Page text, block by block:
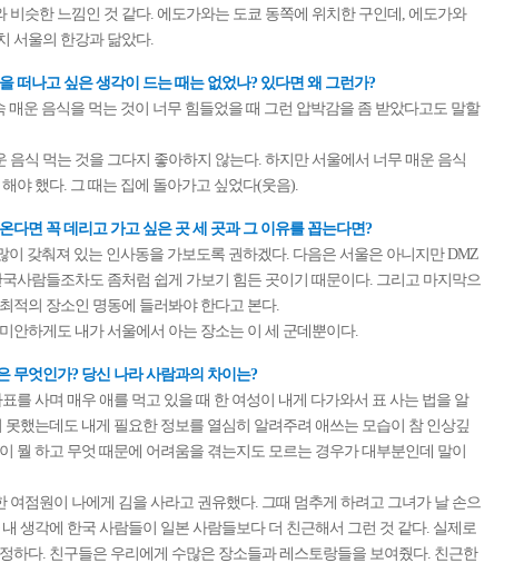
비슷한 느낌인 것 같다. 에도가와는 도쿄 동쪽에 위치한 구인데, 에도가와
서울의 한강과 닮았다.
떠나고 싶은 생각이 드는 때는 없었나? 있다면 왜 그런가?
매운 음식을 먹는 것이 너무 힘들었을 때 그런 압박감을 좀 받았다고도 말할
음식 먹는 것을 그다지 좋아하지 않는다. 하지만 서울에서 너무 매운 음식
야 했다. 그 때는 집에 돌아가고 싶었다(웃음).
다면 꼭 데리고 가고 싶은 곳 세 곳과 그 이유를 꼽는다면?
이 갖춰져 있는 인사동을 가보도록 권하겠다. 다음은 서울은 아니지만 DMZ
사람들조차도 좀처럼 쉽게 가보기 힘든 곳이기 때문이다. 그리고 마지막으
적의 장소인 명동에 들러봐야 한다고 본다.
안하게도 내가 서울에서 아는 장소는 이 세 군데뿐이다.
무엇인가? 당신 나라 사람과의 차이는?
를 사며 매우 애를 먹고 있을 때 한 여성이 내게 다가와서 표 사는 법을 알
했는데도 내게 필요한 정보를 열심히 알려주려 애쓰는 모습이 참 인상깊
뭘 하고 무엇 때문에 어려움을 겪는지도 모르는 경우가 대부분인데 말이
여점원이 나에게 김을 사라고 권유했다. 그때 멈추게 하려고 그녀가 날 손으
생각에 한국 사람들이 일본 사람들보다 더 친근해서 그런 것 같다. 실제로
하다. 친구들은 우리에게 수많은 장소들과 레스토랑들을 보여줬다. 친근한